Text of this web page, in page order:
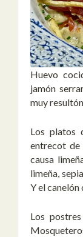
Huevo
jamón
muy
Los platos
entrecot de
causa
limeña,
Y el canelón
Los